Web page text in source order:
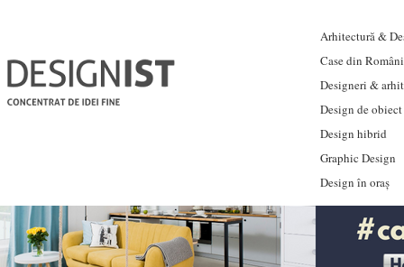
Arhitectură &
Case din
Designeri &
Design de obiect
Design hibrid
Graphic Design
Design în oraș